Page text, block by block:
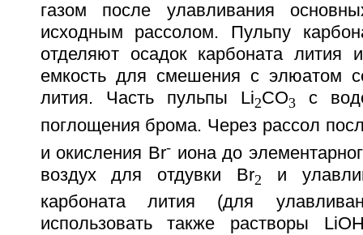
газом после улавливания
исходным рассолом. Пульпу
отделяют осадок карбоната лития
емкость для смешения с элюатом
лития. Часть пульпы Li2CO3 с
поглощения брома. Через рассол
и окисления Br-иона до
воздух для отдувки Br2
и
карбоната лития (для
использовать также растворы